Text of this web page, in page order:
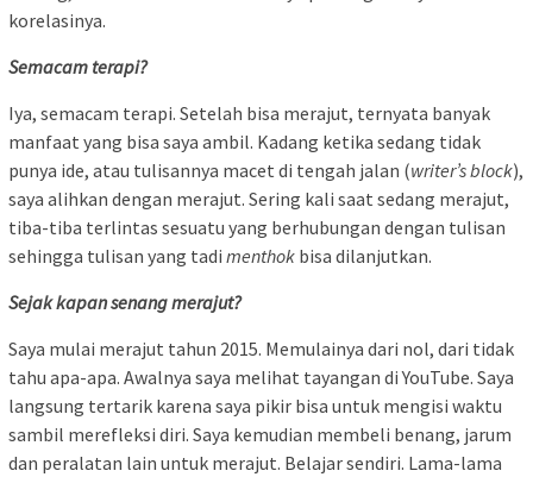
korelasinya.
Semacam terapi?
Iya, semacam terapi. Setelah bisa merajut, ternyata banyak
manfaat yang bisa saya ambil. Kadang ketika sedang tidak
punya ide, atau tulisannya macet di tengah jalan (writer’s block),
saya alihkan dengan merajut. Sering kali saat sedang merajut,
tiba-tiba terlintas sesuatu yang berhubungan dengan tulisan
sehingga tulisan yang tadi menthok bisa dilanjutkan.
Sejak kapan senang merajut?
Saya mulai merajut tahun 2015. Memulainya dari nol, dari tidak
tahu apa-apa. Awalnya saya melihat tayangan di YouTube. Saya
langsung tertarik karena saya pikir bisa untuk mengisi waktu
sambil merefleksi diri. Saya kemudian membeli benang, jarum
dan peralatan lain untuk merajut. Belajar sendiri. Lama-lama